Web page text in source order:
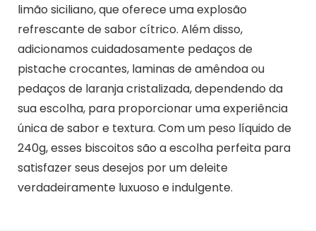
limão siciliano, que oferece uma explosão
refrescante de sabor cítrico. Além disso,
adicionamos cuidadosamente pedaços de
pistache crocantes, laminas de amêndoa ou
pedaços de laranja cristalizada, dependendo da
sua escolha, para proporcionar uma experiência
única de sabor e textura. Com um peso líquido de
240g, esses biscoitos são a escolha perfeita para
satisfazer seus desejos por um deleite
verdadeiramente luxuoso e indulgente.